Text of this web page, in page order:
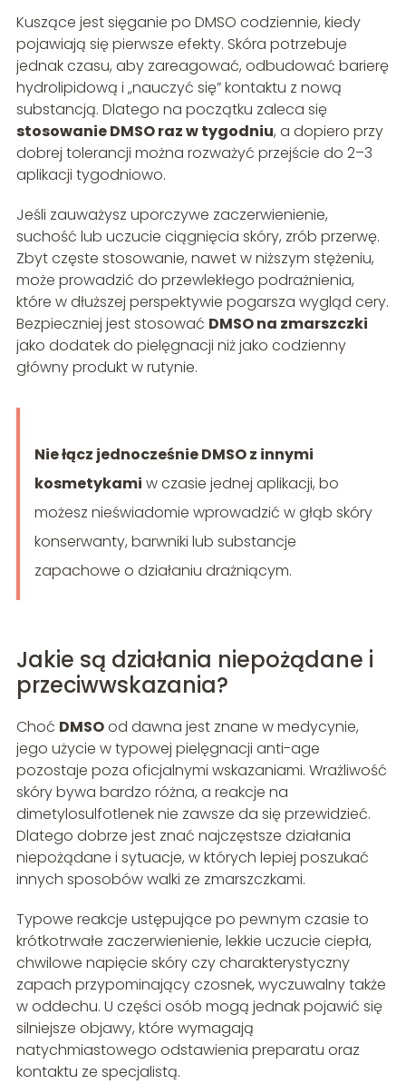
Kuszące jest sięganie po DMSO codziennie, kiedy
pojawiają się pierwsze efekty. Skóra potrzebuje
jednak czasu, aby zareagować, odbudować barierę
hydrolipidową i „nauczyć się” kontaktu z nową
substancją. Dlatego na początku zaleca się
stosowanie DMSO raz w tygodniu, a dopiero przy
dobrej tolerancji można rozważyć przejście do 2–3
aplikacji tygodniowo.
Jeśli zauważysz uporczywe zaczerwienienie,
suchość lub uczucie ciągnięcia skóry, zrób przerwę.
Zbyt częste stosowanie, nawet w niższym stężeniu,
może prowadzić do przewlekłego podrażnienia,
które w dłuższej perspektywie pogarsza wygląd cery.
Bezpieczniej jest stosować DMSO na zmarszczki
jako dodatek do pielęgnacji niż jako codzienny
główny produkt w rutynie.
Nie łącz jednocześnie DMSO z innymi
kosmetykami w czasie jednej aplikacji, bo
możesz nieświadomie wprowadzić w głąb skóry
konserwanty, barwniki lub substancje
zapachowe o działaniu drażniącym.
Jakie są działania niepożądane i
przeciwwskazania?
Choć DMSOod dawna jest znane w medycynie,
jego użycie w typowej pielęgnacji anti-age
pozostaje poza oficjalnymi wskazaniami. Wrażliwość
skóry bywa bardzo różna, a reakcje na
dimetylosulfotlenek nie zawsze da się przewidzieć.
Dlatego dobrze jest znać najczęstsze działania
niepożądane i sytuacje, w których lepiej poszukać
innych sposobów walki ze zmarszczkami.
Typowe reakcje ustępujące po pewnym czasie to
krótkotrwałe zaczerwienienie, lekkie uczucie ciepła,
chwilowe napięcie skóry czy charakterystyczny
zapach przypominający czosnek, wyczuwalny także
w oddechu. U części osób mogą jednak pojawić się
silniejsze objawy, które wymagają
natychmiastowego odstawienia preparatu oraz
kontaktu ze specjalistą.